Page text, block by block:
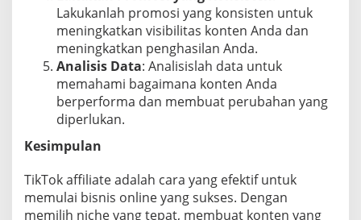
Lakukanlah promosi yang konsisten untuk
meningkatkan visibilitas konten Anda dan
meningkatkan penghasilan Anda.
Analisis Data: Analisislah data untuk
memahami bagaimana konten Anda
berperforma dan membuat perubahan yang
diperlukan.
Kesimpulan
TikTok affiliate adalah cara yang efektif untuk
memulai bisnis online yang sukses. Dengan
memilih niche yang tepat, membuat konten yang